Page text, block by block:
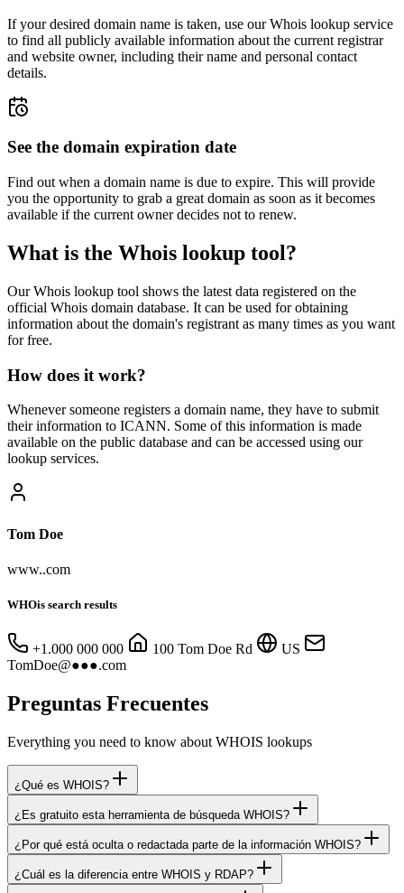
If your desired domain name is taken, use our Whois lookup service
to find all publicly available information about the current registrar
and website owner, including their name and personal contact
details.
See the domain expiration date
Find out when a domain name is due to expire. This will provide
you the opportunity to grab a great domain as soon as it becomes
available if the current owner decides not to renew.
What is the Whois lookup tool?
Our Whois lookup tool shows the latest data registered on the
official Whois domain database. It can be used for obtaining
information about the domain's registrant as many times as you want
for free.
How does it work?
Whenever someone registers a domain name, they have to submit
their information to ICANN. Some of this information is made
available on the public database and can be accessed using our
lookup services.
Tom Doe
www..com
WHOis search results
+1.000 000 000 100 Tom Doe Rd
US
TomDoe@●●●.com
Preguntas Frecuentes
Everything you need to know about WHOIS lookups
¿Qué es WHOIS?
¿Es gratuito esta herramienta de búsqueda WHOIS?
¿Por qué está oculta o redactada parte de la información WHOIS?
¿Cuál es la diferencia entre WHOIS y RDAP?